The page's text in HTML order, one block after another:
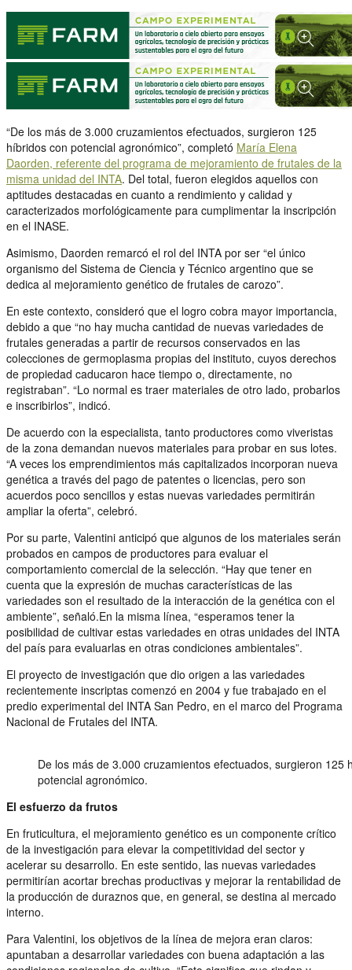
“De los más de 3.000 cruzamientos efectuados, surgieron 125
híbridos con potencial agronómico”, completó María Elena
Daorden, referente del programa de mejoramiento de frutales de la
misma unidad del INTA. Del total, fueron elegidos aquellos con
aptitudes destacadas en cuanto a rendimiento y calidad y
caracterizados morfológicamente para cumplimentar la inscripción
en el INASE.
Asimismo, Daorden remarcó el rol del INTA por ser “el único
organismo del Sistema de Ciencia y Técnico argentino que se
dedica al mejoramiento genético de frutales de carozo”.
En este contexto, consideró que el logro cobra mayor importancia,
debido a que “no hay mucha cantidad de nuevas variedades de
frutales generadas a partir de recursos conservados en las
colecciones de germoplasma propias del instituto, cuyos derechos
de propiedad caducaron hace tiempo o, directamente, no
registraban”. “Lo normal es traer materiales de otro lado, probarlos
e inscribirlos”, indicó.
De acuerdo con la especialista, tanto productores como viveristas
de la zona demandan nuevos materiales para probar en sus lotes.
“A veces los emprendimientos más capitalizados incorporan nueva
genética a través del pago de patentes o licencias, pero son
acuerdos poco sencillos y estas nuevas variedades permitirán
ampliar la oferta”, celebró.
Por su parte, Valentini anticipó que algunos de los materiales serán
probados en campos de productores para evaluar el
comportamiento comercial de la selección. “Hay que tener en
cuenta que la expresión de muchas características de las
variedades son el resultado de la interacción de la genética con el
ambiente”, señaló.En la misma línea, “esperamos tener la
posibilidad de cultivar estas variedades en otras unidades del INTA
del país para evaluarlas en otras condiciones ambientales”.
El proyecto de investigación que dio origen a las variedades
recientemente inscriptas comenzó en 2004 y fue trabajado en el
predio experimental del INTA San Pedro, en el marco del Programa
Nacional de Frutales del INTA.
De los más de 3.000 cruzamientos efectuados, surgieron 125
potencial agronómico.
El esfuerzo da frutos
En fruticultura, el mejoramiento genético es un componente crítico
de la investigación para elevar la competitividad del sector y
acelerar su desarrollo. En este sentido, las nuevas variedades
permitirían acortar brechas productivas y mejorar la rentabilidad de
la producción de duraznos que, en general, se destina al mercado
interno.
Para Valentini, los objetivos de la línea de mejora eran claros:
apuntaban a desarrollar variedades con buena adaptación a las